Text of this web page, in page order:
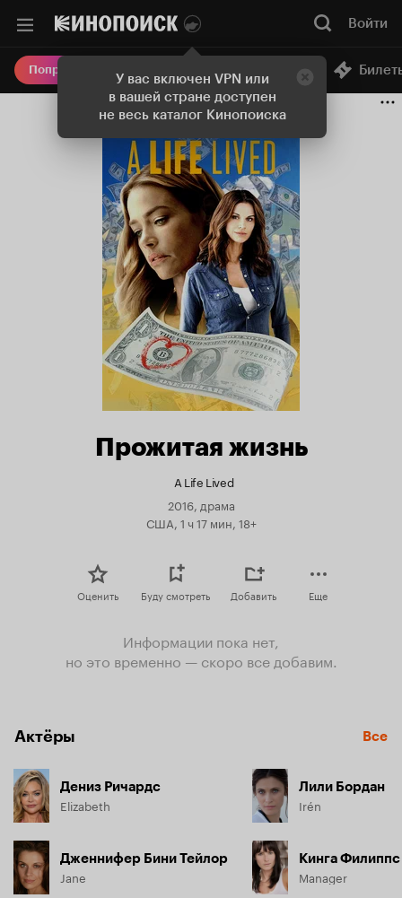
У вас включен VPN или
в вашей стране доступен
не весь каталог Кинопоиска
Войти
Попробовать Плюс Онлайн-кинотеатр
Прожитая жизнь
A Life Lived
2016, драма
США, 1 ч 17 мин, 18+
Оценить Буду смотреть Добавить Еще
Информации пока нет,
но это временно — скоро все добавим.
Актёры Все
Дениз Ричардс
Elizabeth
Дженнифер Бини Тейлор
Jane
Лили Бордан
Irén
Кинга Филиппс
Manager